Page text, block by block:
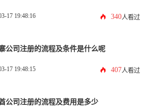
17 19:48:16 340人看过
公司注册的流程及条件是什么呢
17 19:48:15 407人看过
公司注册的流程及费用是多少